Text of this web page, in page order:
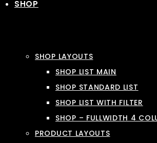
SHOP
SHOP LAYOUTS
SHOP LIST MAIN
SHOP STANDARD LIST
SHOP LIST WITH FILTER
SHOP – FULLWIDTH 4
PRODUCT LAYOUTS